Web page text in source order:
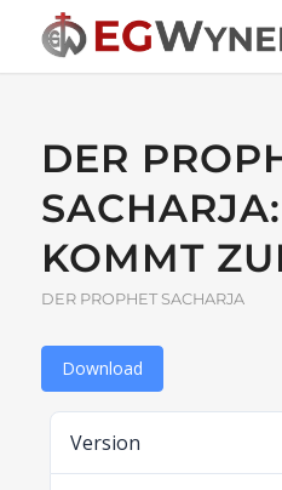
DER
KOMMT
DER PROPHET SACHARJA
Download
Version